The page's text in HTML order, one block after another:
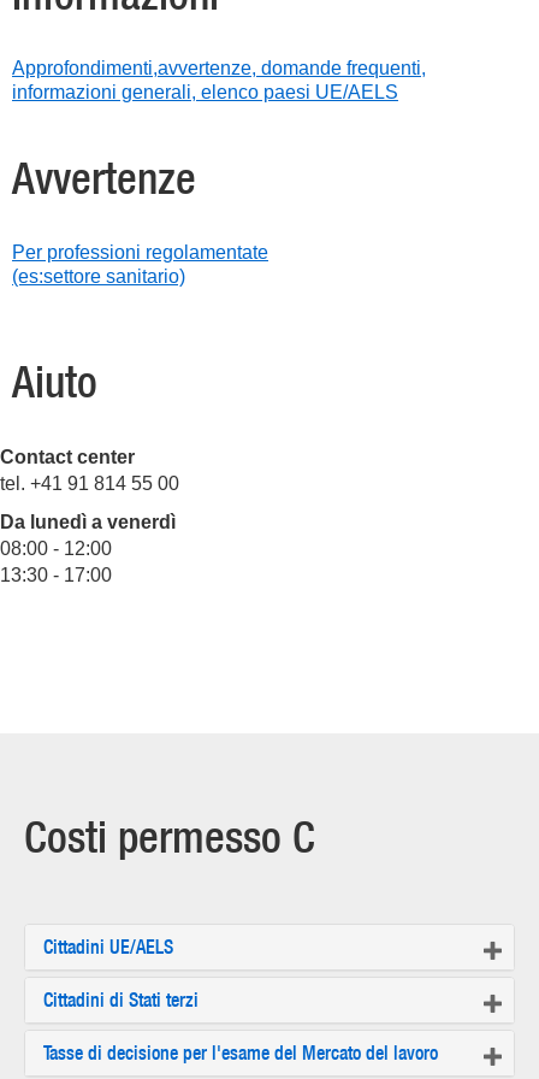
Approfondimenti,avvertenze, domande frequenti,
informazioni generali, elenco paesi UE/AELS
Avvertenze
Per professioni regolamentate
(es:settore sanitario)
Aiuto
Contact center
tel. +41 91 814 55 00
Da lunedì a venerdì
08:00 - 12:00
13:30 - 17:00
Costi permesso C
Cittadini UE/AELS
Cittadini di Stati terzi
Tasse di decisione per l'esame del Mercato del lavoro